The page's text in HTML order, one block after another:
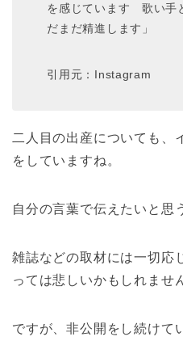
を感じています 歌い
だまだ精進します」
引用元：Instagram
二人目の出産についても、
をしていますね。
自分の言葉で伝えたいと思
雑誌などの取材には一切応
っては悲しいかもしれませ
ですが、非公開をし続けて